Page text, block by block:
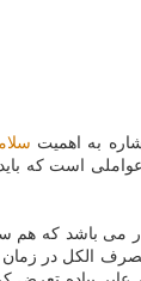
به اهمیت
است كه
می باشد كه
در زمان